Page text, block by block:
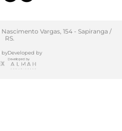
Vargas, 154 - Sapiranga /
RS.
byDeveloped by